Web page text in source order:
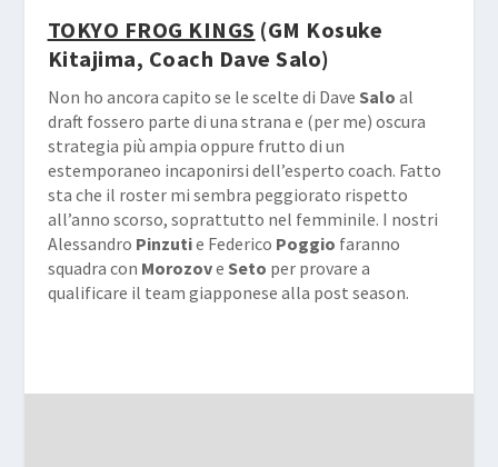
TOKYO FROG KINGS (GM Kosuke
Kitajima, Coach Dave Salo)
Non ho ancora capito se le scelte di Dave Salo al
draft fossero parte di una strana e (per me) oscura
strategia più ampia oppure frutto di un
estemporaneo incaponirsi dell’esperto coach. Fatto
sta che il roster mi sembra peggiorato rispetto
all’anno scorso, soprattutto nel femminile. I nostri
Alessandro Pinzutie Federico Poggio faranno
squadra con Morozove Seto per provare a
qualificare il team giapponese alla post season.